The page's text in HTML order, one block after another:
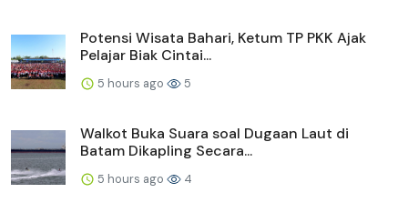
Potensi Wisata Bahari, Ketum TP PKK Ajak
Pelajar Biak Cintai...
5 hours ago 5
Walkot Buka Suara soal Dugaan Laut di
Batam Dikapling Secara...
5 hours ago 4